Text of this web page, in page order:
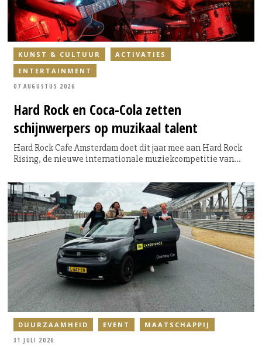
Hard Rock en Coca-Cola zetten
schijnwerpers op muzikaal talent
Hard Rock Cafe Amsterdam doet dit jaar mee aan Hard Rock
Rising, de nieuwe internationale muziekcompetitie van
plaats in 64 Hard Rock Cafés wereldwijd en geeft
opkomende singer-songwriters, dj’s en bands de kans om
zich te presenteren aan een internationaal publiek. Voor de
Amsterdamse editie ligt de focus dit jaar volledig op singer-
songwriters.
KUNST & CULTUUR
ACTIVATIES
ENTERTAINMENT
07 AUGUSTUS 2026
DUURZAAMHEID EVENT MAATSCHAPPIJ
31 JULI 2026